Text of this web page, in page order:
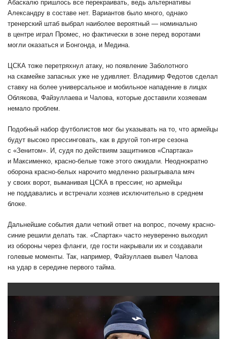
Абаскалю пришлось все перекраивать, ведь альтернативы
Александру в составе нет. Вариантов было много, однако
тренерский штаб выбрал наиболее вероятный — номинально
в центре играл Промес, но фактически в зоне перед воротами
могли оказаться и Бонгонда, и Медина.
ЦСКА тоже перетряхнул атаку, но появление Заболотного
на скамейке запасных уже не удивляет. Владимир Федотов сделал
ставку на более универсальное и мобильное нападение в лицах
Облякова, Файзуллаева и Чалова, которые доставили хозяевам
немало проблем.
Подобный набор футболистов мог бы указывать на то, что армейцы
будут высоко прессинговать, как в другой топ-игре сезона
с «Зенитом». И, судя по действиям защитников «Спартака»
и Максименко, красно-белые тоже этого ожидали. Неоднократно
оборона красно-белых нарочито медленно разыгрывала мяч
у своих ворот, выманивая ЦСКА в прессинг, но армейцы
не поддавались и встречали хозяев исключительно в среднем
блоке.
Дальнейшие события дали четкий ответ на вопрос, почему красно-
синие решили делать так. «Спартак» часто неуверенно выходил
из обороны через фланги, где гости накрывали их и создавали
голевые моменты. Так, например, Файзуллаев вывел Чалова
на удар в середине первого тайма.